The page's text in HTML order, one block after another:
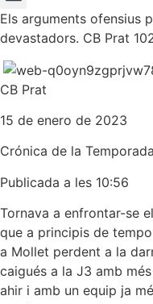
Els arguments ofensius
devastadors. CB Prat
CB Prat
15 de enero de 2023
Crónica de la
Publicada a les 10:56
Tornava a enfrontar-se
que a principis de
a Mollet perdent a la
caigués a la J3 amb
ahir i amb un equip ja